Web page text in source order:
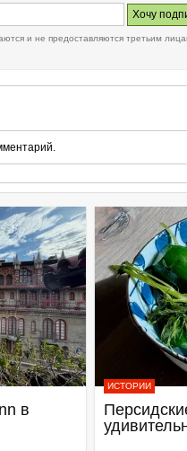
и не предоставляются третьим
в
ИСТОРИИ